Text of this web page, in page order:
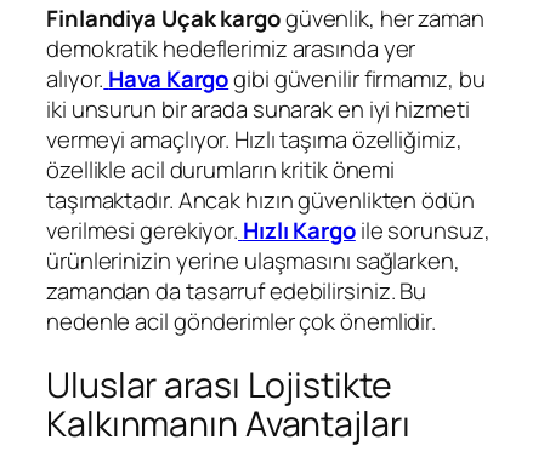
Finlandiya Uçak kargogüvenlik, her zaman
demokratik hedeflerimiz arasında yer
alıyor. Hava Kargogibi güvenilir firmamız, bu
iki unsurun bir arada sunarak en iyi hizmeti
vermeyi amaçlıyor. Hızlı taşıma özelliğimiz,
özellikle acil durumların kritik önemi
taşımaktadır. Ancak hızın güvenlikten ödün
verilmesi gerekiyor. Hızlı Kargoile sorunsuz,
ürünlerinizin yerine ulaşmasını sağlarken,
zamandan da tasarruf edebilirsiniz. Bu
nedenle acil gönderimler çok önemlidir.
Uluslar arası Lojistikte
Kalkınmanın Avantajları